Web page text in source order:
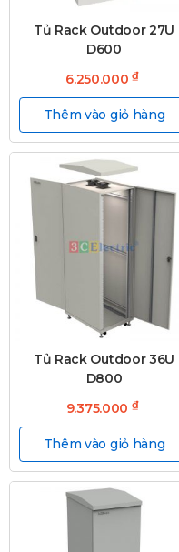
Tủ Rack Outdoor 27U
D600
6.250.000₫
Thêm vào giỏ hàng
Tủ Rack Outdoor 36U
D800
9.375.000 ₫
Thêm vào giỏ hàng